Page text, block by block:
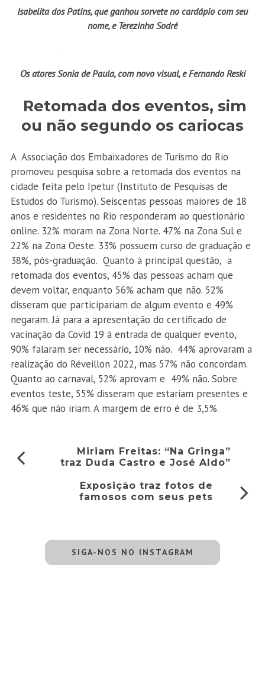
Isabelita dos Patins, que ganhou sorvete no cardápio com seu
nome, e Terezinha Sodré
Os atores Sonia de Paula, com novo visual, e Fernando Reski
Retomada dos eventos, sim
ou não segundo os cariocas
A Associação dos Embaixadores de Turismo do Rio
promoveu pesquisa sobre a retomada dos eventos na
cidade feita pelo Ipetur (Instituto de Pesquisas de
Estudos do Turismo). Seiscentas pessoas maiores de 18
anos e residentes no Rio responderam ao questionário
online. 32% moram na Zona Norte. 47% na Zona Sul e
22% na Zona Oeste. 33% possuem curso de graduação e
38%, pós-graduação. Quanto à principal questão, a
retomada dos eventos, 45% das pessoas acham que
devem voltar, enquanto 56% acham que não. 52%
disseram que participariam de algum evento e 49%
negaram. Já para a apresentação do certificado de
vacinação da Covid 19 à entrada de qualquer evento,
90% falaram ser necessário, 10% não. 44% aprovaram a
realização do Réveillon 2022, mas 57% não concordam.
Quanto ao carnaval, 52% aprovam e 49% não. Sobre
eventos teste, 55% disseram que estariam presentes e
46% que não iriam. A margem de erro é de 3,5%.
Miriam Freitas: “Na Gringa”
traz Duda Castro e José Aldo”
Exposição traz fotos de
famosos com seus pets
SIGA-NOS NO INSTAGRAM